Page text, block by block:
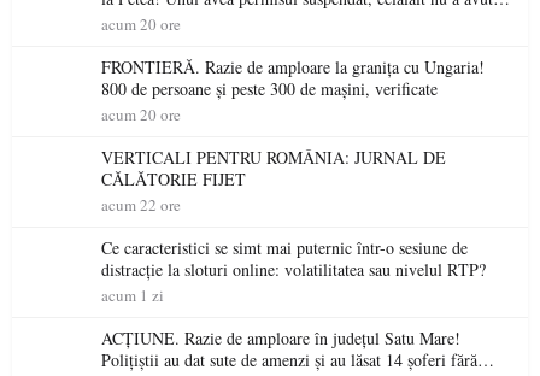
niciodată permis
acum 20 ore
FRONTIERĂ. Razie de amploare la granița cu Ungaria!
800 de persoane și peste 300 de mașini, verificate
acum 20 ore
VERTICALI PENTRU ROMÂNIA: JURNAL DE
CĂLĂTORIE FIJET
acum 22 ore
Ce caracteristici se simt mai puternic într-o sesiune de
distracție la sloturi online: volatilitatea sau nivelul RTP?
acum 1 zi
ACȚIUNE. Razie de amploare în județul Satu Mare!
Polițiștii au dat sute de amenzi și au lăsat 14 șoferi fără